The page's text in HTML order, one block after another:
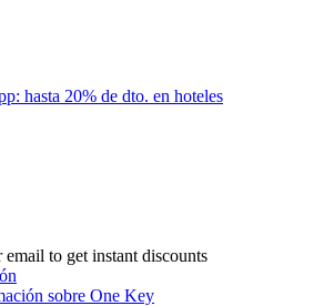
hasta 20% de dto. en hoteles
to get instant discounts
sobre One Key